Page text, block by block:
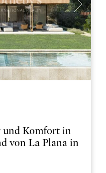
und Komfort in
von La Plana in